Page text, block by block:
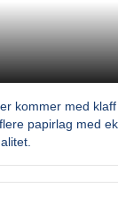
kommer med
papirlag med